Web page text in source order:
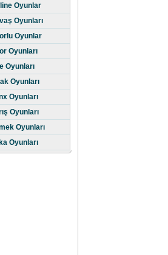
Oyunlar
Oyunları
Oyunlar
Oyunları
Oyunları
Oyunları
Oyunları
Oyunları
Oyunları
Oyunları